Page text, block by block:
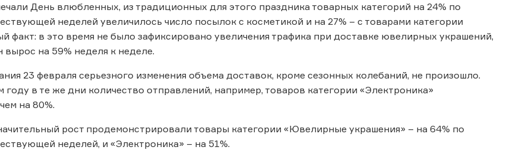
День влюбленных, из традиционных для этого праздника товарных категорий на 24% по
неделей увеличилось число посылок с косметикой и на 27% – с товарами категории
факт: в это время не было зафиксировано увеличения трафика при доставке ювелирных украшений,
вырос на 59% неделя к неделе.
23 февраля серьезного изменения объема доставок, кроме сезонных колебаний, не произошло.
в те же дни количество отправлений, например, товаров категории «Электроника»
на 80%.
рост продемонстрировали товары категории «Ювелирные украшения» – на 64% по
неделей, и «Электроника» – на 51%.